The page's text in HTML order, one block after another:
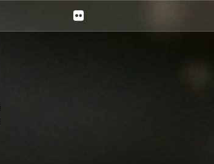
na